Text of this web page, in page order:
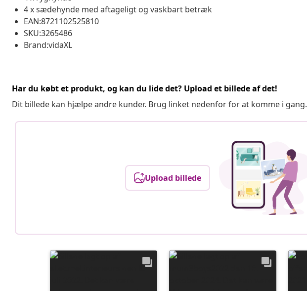
4 x sædehynde med aftageligt og vaskbart betræk
EAN:8721102525810
SKU:3265486
Brand:vidaXL
Har du købt et produkt, og kan du lide det? Upload et billede af det!
Dit billede kan hjælpe andre kunder. Brug linket nedenfor for at komme i gang.
Upload billede